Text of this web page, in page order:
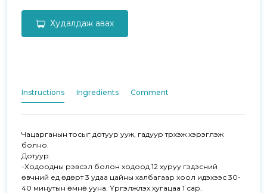
Худалдаж авах
Instructions Ingredients Comment
Чацарганын тосыг дотуур ууж, гадуур түрхэж хэрэглэж
болно.
Дотуур:
-Ходоодны үрэвсэл болон ходоод 12 хуруу гэдэсний
өвчний үед өдөрт 3 удаа цайны халбагаар хоол идэхээс 30-
40 минутын өмнө ууна. Үргэлжлэх хугацаа 1 сар.